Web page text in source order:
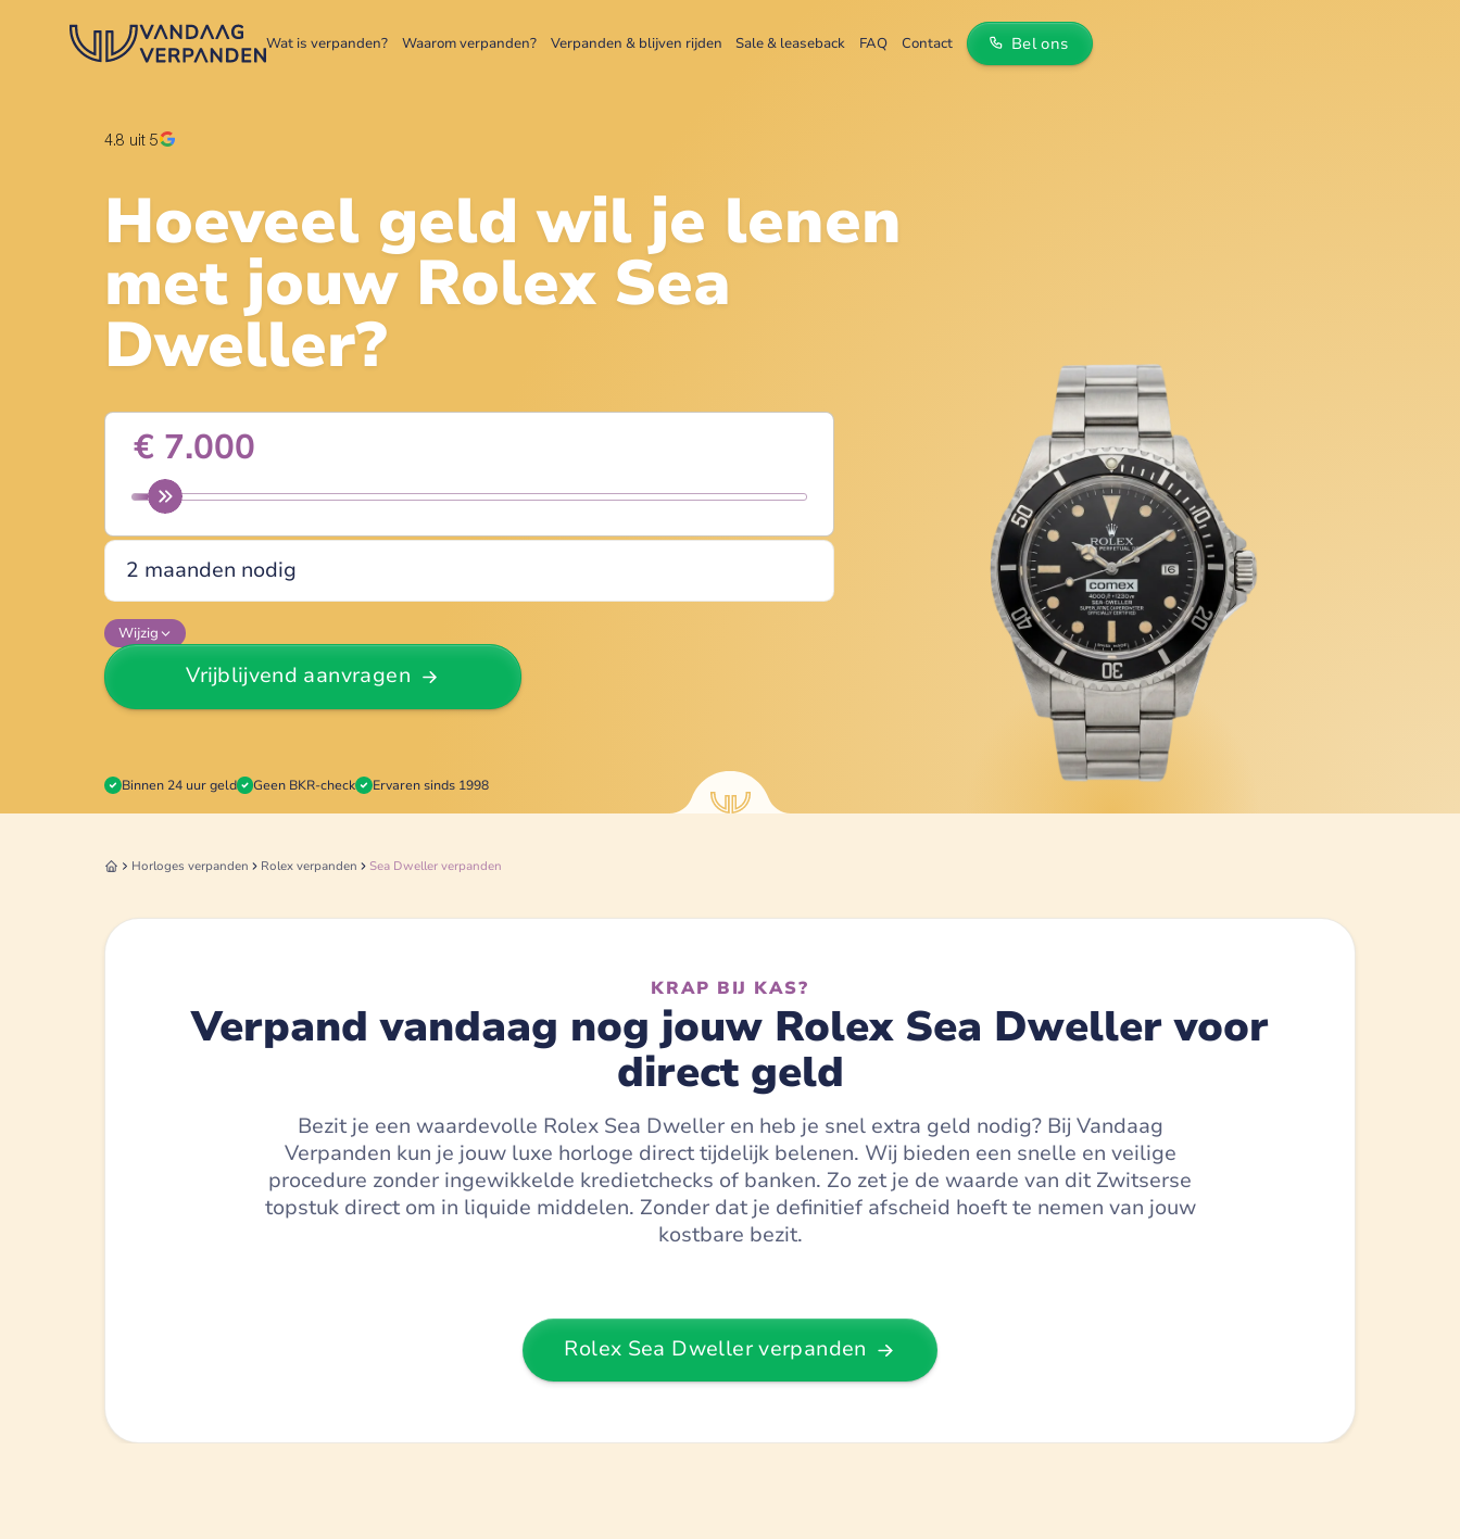
Wat is verpanden? Waarom verpanden? Verpanden & blijven rijden Sale & leaseback FAQ Contact Bel ons
4.8 uit 5
Hoeveel geld wil je lenen
met jouw Rolex Sea
Dweller?
Wijzig
Vrijblijvend aanvragen
Binnen 24 uur geld Geen BKR-check Ervaren sinds 1998
Horloges verpanden Rolex verpanden Sea Dweller verpanden
KRAP BIJ KAS?
Verpand vandaag nog jouw Rolex Sea Dweller voor
direct geld
Bezit je een waardevolle Rolex Sea Dweller en heb je snel extra geld nodig? Bij Vandaag
Verpanden kun je jouw luxe horloge direct tijdelijk belenen. Wij bieden een snelle en veilige
procedure zonder ingewikkelde kredietchecks of banken. Zo zet je de waarde van dit Zwitserse
topstuk direct om in liquide middelen. Zonder dat je definitief afscheid hoeft te nemen van jouw
kostbare bezit.
Rolex Sea Dweller verpanden